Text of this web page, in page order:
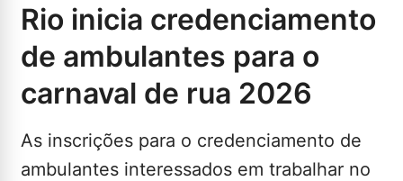
rio inicia credenciamento
de ambulantes para o
carnaval de rua 2026
As inscrições para o credenciamento de
ambulantes interessados em trabalhar no